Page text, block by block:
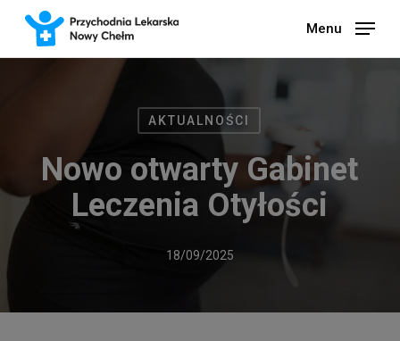
Skip
Menu
AKTUALNOŚCI
Nowo otwarty Gabinet
Leczenia Otyłości
18/09/2025